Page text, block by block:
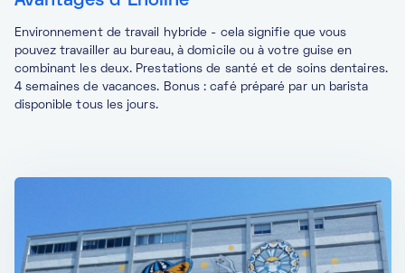
Environnement de travail hybride - cela signifie que vous
pouvez travailler au bureau, à domicile ou à votre guise en
combinant les deux. Prestations de santé et de soins dentaires.
4 semaines de vacances. Bonus : café préparé par un barista
disponible tous les jours.